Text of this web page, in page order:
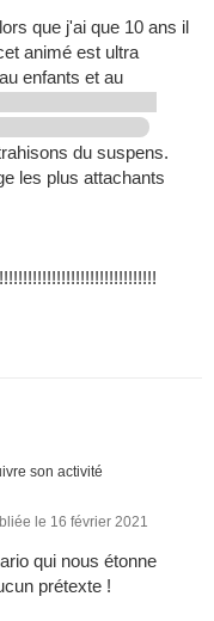
que j'ai que 10 ans il
animé est ultra
enfants et au
du suspens.
les plus attachants
son activité
le 16 février 2021
qui nous étonne
prétexte !